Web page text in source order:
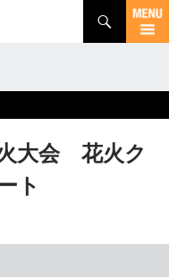
大会 花火ク
ト